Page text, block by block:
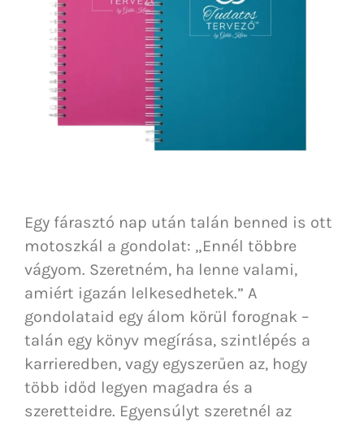
Egy fárasztó nap után talán benned is ott
motoszkál a gondolat: „Ennél többre
vágyom. Szeretném, ha lenne valami,
amiért igazán lelkesedhetek.” A
gondolataid egy álom körül forognak –
talán egy könyv megírása, szintlépés a
karrieredben, vagy egyszerűen az, hogy
több időd legyen magadra és a
szeretteidre. Egyensúlyt szeretnél az